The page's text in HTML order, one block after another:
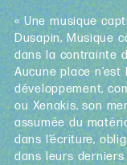
« Une musique
Dusapin, Musique
dans la contrainte
Aucune place
développement,
ou Xenakis, son
assumée du
dans l’écriture,
dans leurs